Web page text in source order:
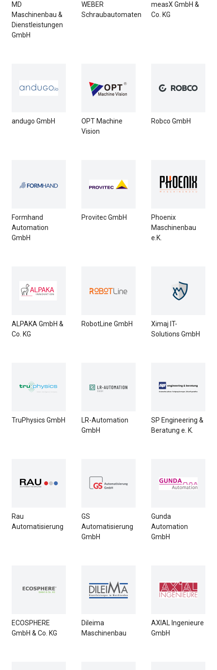
MD
Maschinenbau &
Dienstleistungen
GmbH
WEBER
Schraubautomaten
measX GmbH &
Co. KG
andugo GmbH
OPT Machine
Vision
Robco GmbH
Formhand
Automation
GmbH
Provitec GmbH
Phoenix
Maschinenbau
e.K.
ALPAKA GmbH &
Co. KG
RobotLine GmbH
Ximaj IT-
Solutions GmbH
TruPhysics GmbH
LR-Automation
GmbH
SP Engineering &
Beratung e. K.
Rau
Automatisierung
GS
Automatisierung
GmbH
Gunda
Automation
GmbH
ECOSPHERE
GmbH & Co. KG
Dileima
Maschinenbau
AXIAL Ingenieure
GmbH